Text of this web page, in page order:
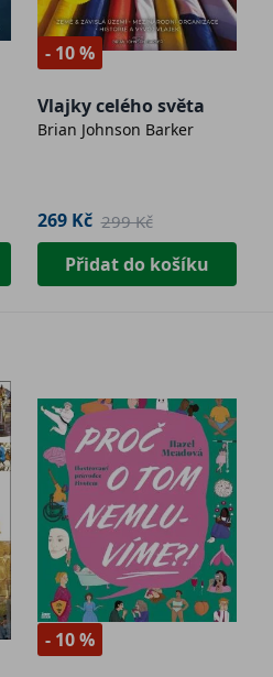
- 10 %
Vlajky celého světa
Brian Johnson Barker
269 Kč 299 Kč
Přidat do košíku
- 10 %